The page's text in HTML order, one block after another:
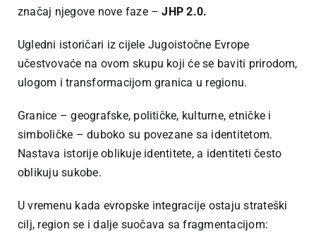
značaj njegove nove faze –JHP 2.0.
Ugledni istoričari iz cijele Jugoistočne Evrope
učestvovaće na ovom skupu koji će se baviti prirodom,
ulogom i transformacijom granica u regionu.
Granice – geografske, političke, kulturne, etničke i
simboličke – duboko su povezane sa identitetom.
Nastava istorije oblikuje identitete, a identiteti često
oblikuju sukobe.
U vremenu kada evropske integracije ostaju strateški
cilj, region se i dalje suočava sa fragmentacijom: